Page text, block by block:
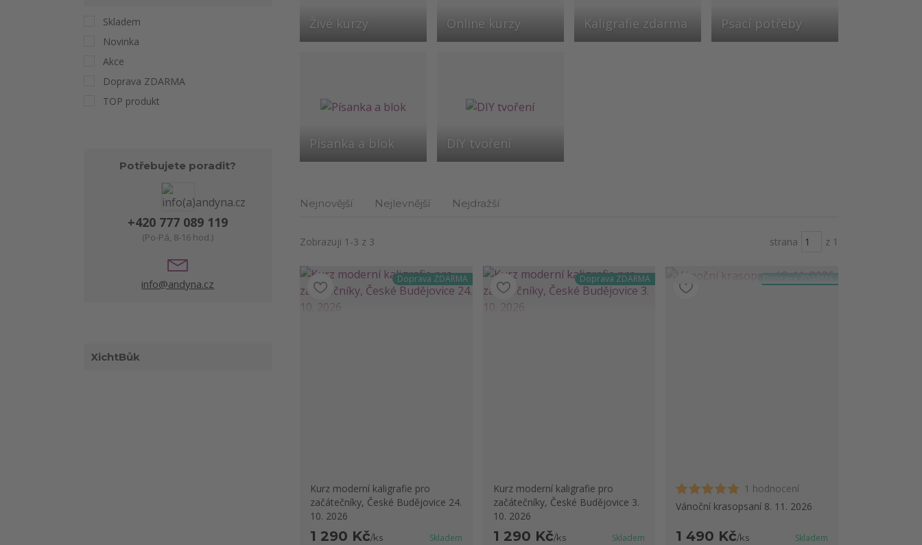
Živé kurzy Online kurzy Kaligrafie zdarma Psací potřeby
Písanka a blok DIY tvoření
Nejnovější Nejlevnější Nejdražší
Zobrazuji 1-3 z 3 strana z 1
Doprava ZDARMA
Kurz moderní kaligrafie pro
začátečníky, České Budějovice 24.
10. 2026
1 290 Kč/ks Skladem
Doprava ZDARMA
Kurz moderní kaligrafie pro
začátečníky, České Budějovice 3.
10. 2026
1 290 Kč/ks Skladem
Doprava ZDARMA
1 hodnocení
Vánoční krasopsaní 8. 11. 2026
1 490 Kč/ks Skladem
Skladem
Novinka
Akce
Doprava ZDARMA
TOP produkt
Potřebujete poradit?
+420 777 089 119
(Po-Pá, 8-16 hod.)
info@andyna.cz
XichtBůk